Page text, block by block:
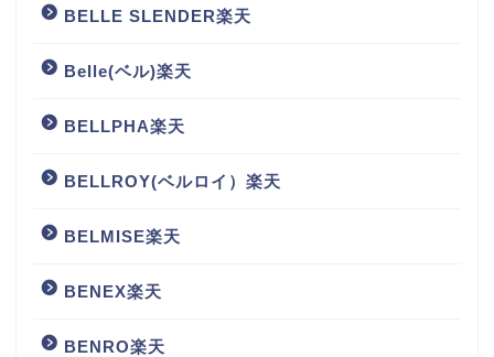
BELLE SLENDER楽天
Belle(ベル)楽天
BELLPHA楽天
BELLROY(ベルロイ）楽天
BELMISE楽天
BENEX楽天
BENRO楽天